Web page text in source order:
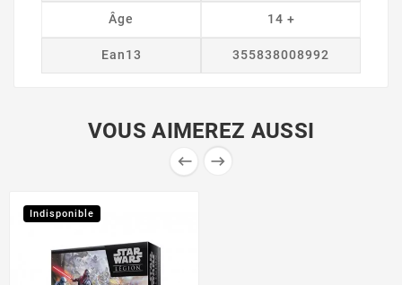
Âge 14 +
Ean13 355838008992
VOUS AIMEREZ AUSSI
 
Indisponible